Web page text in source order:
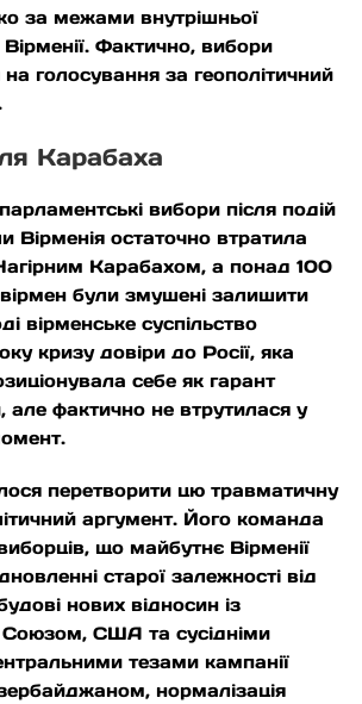
за межами внутрішньої
Вірменії. Фактично, вибори
голосування за геополітичний
Карабаха
вибори після подій
Вірменія остаточно втратила
Карабахом, а понад 100
вірмен були змушені залишити
вірменське суспільство
кризу довіри до Росії, яка
себе як гарант
але фактично не втрутилася у
перетворити цю травматичну
аргумент. Його команда
що майбутнє Вірменії
старої залежності від
нових відносин із
США та сусідніми
тезами кампанії
нормалізація